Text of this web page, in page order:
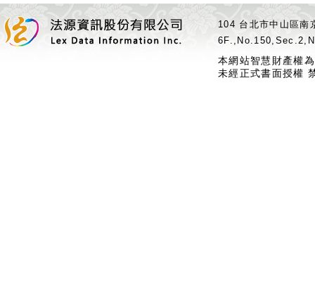
104 台北市中山區
本網站智慧財產權
未經正式書面授權